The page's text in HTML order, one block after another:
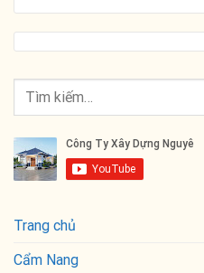
Trang chủ
Cẩm Nang